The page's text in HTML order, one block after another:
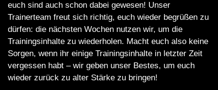
euch sind auch schon dabei gewesen! Unser
Trainerteam freut sich richtig, euch wieder begrüßen zu
dürfen: die nächsten Wochen nutzen wir, um die
Trainingsinhalte zu wiederholen. Macht euch also keine
Sorgen, wenn ihr einige Trainingsinhalte in letzter Zeit
vergessen habt – wir geben unser Bestes, um euch
wieder zurück zu alter Stärke zu bringen!